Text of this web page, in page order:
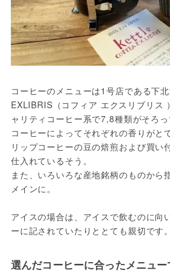
コーヒーのメニューは1号店である下
EXLIBRIS（コフィア エクスリブリス
ャリティコーヒー系で7,8種類がそろっ
コーヒーによってそれぞれの香りがと
リップコーヒーの豆の焙煎および買い
仕入れているそう。
また、いろいろな産地銘柄のものから
メインに。
アイスの場合は、アイスで飲むのに向
ーに記されていたりととても親切です。
選んだコーヒーに合ったメニュー